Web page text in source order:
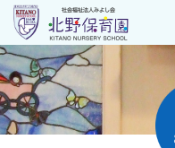
社会福祉法人みよ